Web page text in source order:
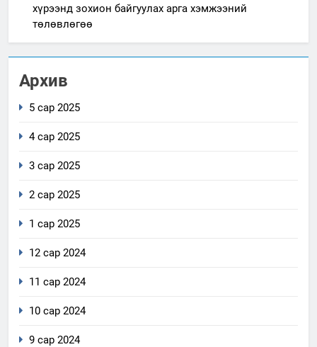
хүрээнд зохион байгуулах арга хэмжээний
төлөвлөгөө
Архив
5 сар 2025
4 сар 2025
3 сар 2025
2 сар 2025
1 сар 2025
12 сар 2024
11 сар 2024
10 сар 2024
9 сар 2024